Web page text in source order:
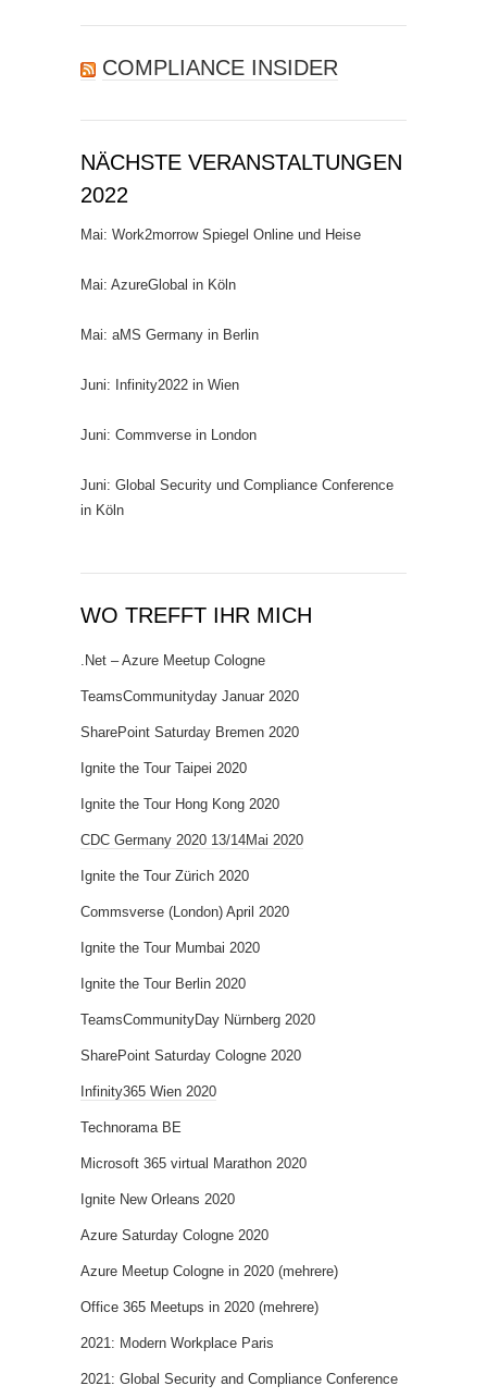
COMPLIANCE INSIDER
NÄCHSTE VERANSTALTUNGEN
2022
Mai: Work2morrow Spiegel Online und Heise
Mai: AzureGlobal in Köln
Mai: aMS Germany in Berlin
Juni: Infinity2022 in Wien
Juni: Commverse in London
Juni: Global Security und Compliance Conference
in Köln
WO TREFFT IHR MICH
.Net – Azure Meetup Cologne
TeamsCommunityday Januar 2020
SharePoint Saturday Bremen 2020
Ignite the Tour Taipei 2020
Ignite the Tour Hong Kong 2020
CDC Germany 2020 13/14Mai 2020
Ignite the Tour Zürich 2020
Commsverse (London) April 2020
Ignite the Tour Mumbai 2020
Ignite the Tour Berlin 2020
TeamsCommunityDay Nürnberg 2020
SharePoint Saturday Cologne 2020
Infinity365 Wien 2020
Technorama BE
Microsoft 365 virtual Marathon 2020
Ignite New Orleans 2020
Azure Saturday Cologne 2020
Azure Meetup Cologne in 2020 (mehrere)
Office 365 Meetups in 2020 (mehrere)
2021: Modern Workplace Paris
2021: Global Security and Compliance Conference